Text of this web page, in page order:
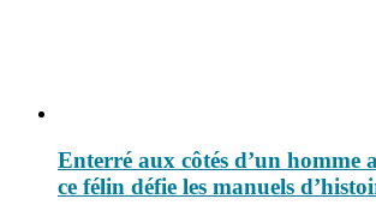
Enterré aux côtés d’un homme
ce félin défie les manuels